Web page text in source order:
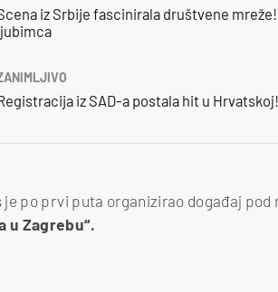
iz Srbije fascinirala društvene
iz SAD-a postala hit u
po prvi puta organizirao događaj pod
u Zagrebu“.